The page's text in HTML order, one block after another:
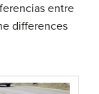
entre
differences